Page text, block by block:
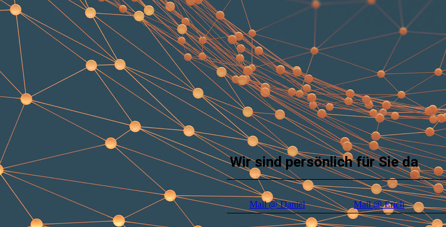
Wir sind persönlich für Sie da
Mail @ Daniel Mail @ Erich